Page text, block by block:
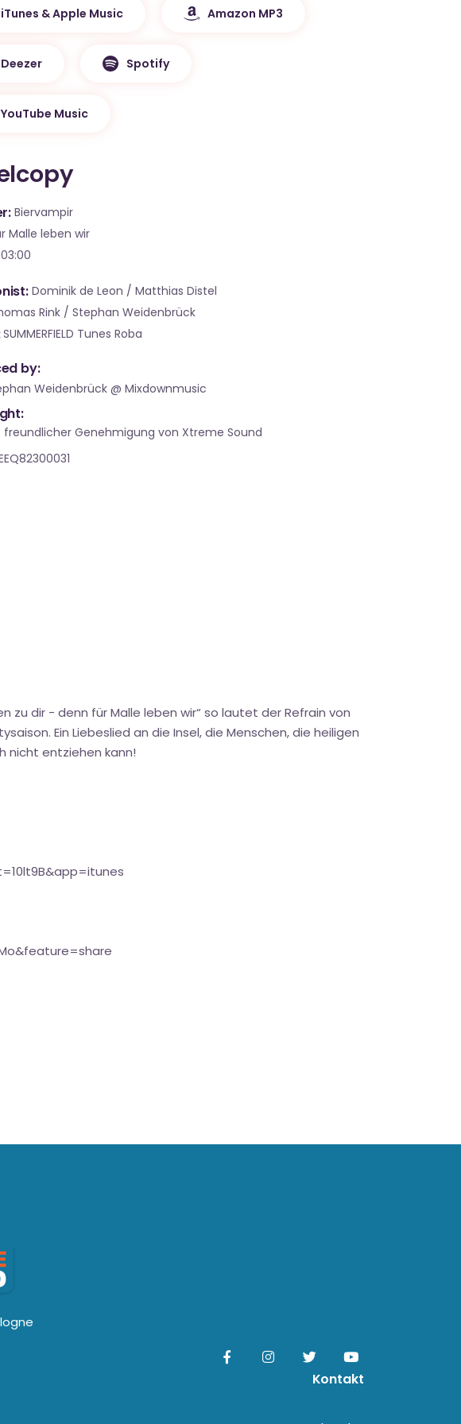
iTunes & Apple Music Amazon MP3
Deezer Spotify
YouTube Music
Biervampir
Malle leben wir
03:00
Dominik de Leon / Matthias Distel
Rink / Stephan Weidenbrück
SUMMERFIELD Tunes Roba
by:
Weidenbrück @ Mixdownmusic
freundlicher Genehmigung von Xtreme Sound
zu dir - denn für Malle leben wir“ so lautet der Refrain von
Ein Liebeslied an die Insel, die Menschen, die heiligen
nicht entziehen kann!
Kontakt